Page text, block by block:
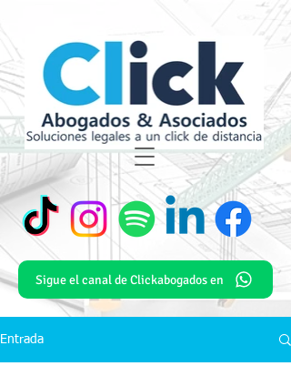
Sigue el canal de Clickabogados en
Entrada